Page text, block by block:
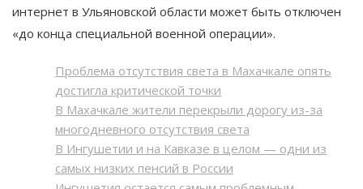
интернет в Ульяновской области может быть отключен
«до конца специальной военной операции».
Проблема отсутствия света в Махачкале опять
достигла критической точки
В Махачкале жители перекрыли дорогу из-за
многодневного отсутствия света
В Ингушетии и на Кавказе в целом — одни из
самых низких пенсий в России